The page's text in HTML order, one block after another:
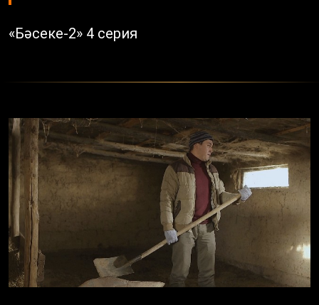
«Бәсеке-2» 4 серия